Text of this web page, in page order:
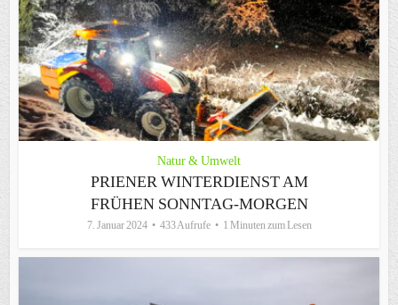
Natur & Umwelt
PRIENER WINTERDIENST AM
FRÜHEN SONNTAG-MORGEN
7. Januar 2024 433 Aufrufe 1 Minuten zum Lesen